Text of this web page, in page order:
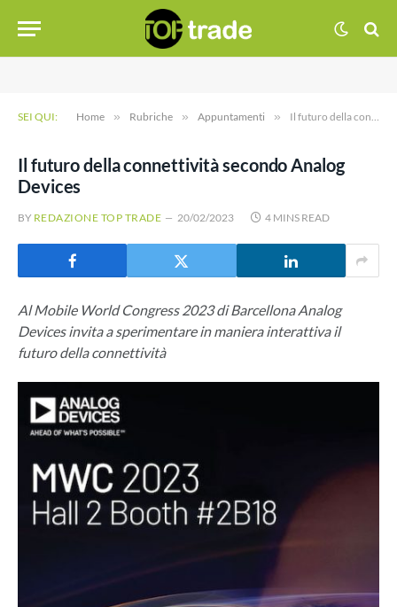
SEI QUI: Home » Rubriche » Appuntamenti » Il futuro della connettività secondo Analog Devices
Il futuro della connettività secondo Analog
Devices
BY REDAZIONE TOP TRADE 20/02/2023 4 MINS READ
Al Mobile World Congress 2023 di Barcellona Analog
Devices invita a sperimentare in maniera interattiva il
futuro della connettività